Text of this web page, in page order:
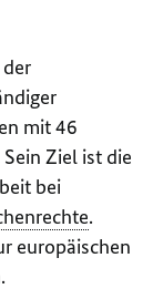
mit 46
Ziel ist die
bei
.
europäischen